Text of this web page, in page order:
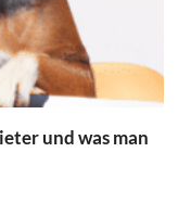
und was man